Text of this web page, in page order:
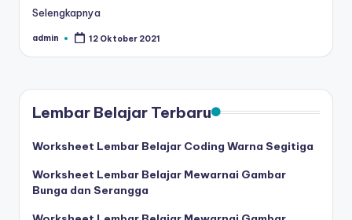
e
e
t
a
n
a
k
t
worksheet
anak
tk
worksheet
anak
tahun
-
Selengkapnya
Posted
admin 12 Oktober 2021
Lembar Belajar Terbaru
Worksheet Lembar Belajar Coding Warna Segitiga
Worksheet Lembar Belajar Mewarnai Gambar
Bunga dan Serangga